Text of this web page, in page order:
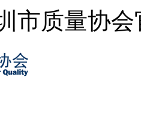
市质量协会